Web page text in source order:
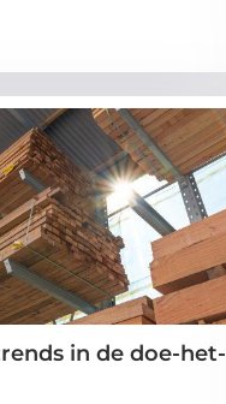
in de doe-het-